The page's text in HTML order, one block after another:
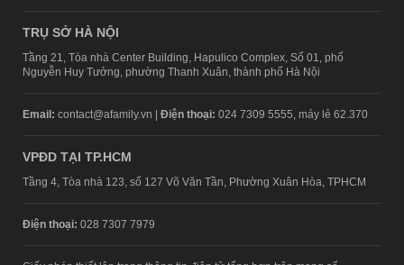
TRỤ SỞ HÀ NỘI
Tầng 21, Tòa nhà Center Building, Hapulico Complex, Số 01, phố
Nguyễn Huy Tưởng, phường Thanh Xuân, thành phố Hà Nội
Email: contact@afamily.vn | Điện thoại: 024 7309 5555, máy lẻ 62.370
VPĐD TẠI TP.HCM
Tầng 4, Tòa nhà 123, số 127 Võ Văn Tần, Phường Xuân Hòa, TPHCM
Điện thoại: 028 7307 7979